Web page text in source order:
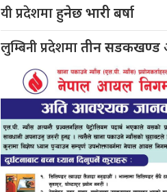
यी प्रदेशमाहुनेछ भारी बर्षा
लुम्बिनी प्रदेशमातीन सडकखण्ड